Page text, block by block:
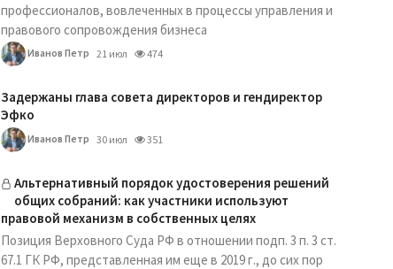
профессионалов, вовлеченных в процессы управления и
правового сопровождения бизнеса
Иванов Петр 21 июл 474
Задержаны глава совета директоров и гендиректор
Эфко
Иванов Петр 30 июл 351
Альтернативный порядок удостоверения решений
общих собраний: как участники используют
правовой механизм в собственных целях
Позиция Верховного Суда РФ в отношении подп. 3 п. 3 ст.
67.1 ГК РФ, представленная им еще в 2019 г., до сих пор